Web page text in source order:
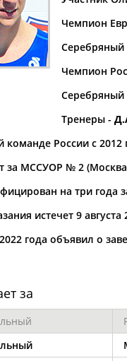
М Н О
П
Ю Я
документов
Чемпион
Серебряный
Чемпион
Серебряный
Тренеры -
команде России с 2012
за МССУОР № 2
на три года
истечет 9 августа
года объявил о
за